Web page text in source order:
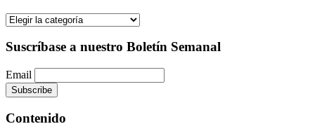
Categorías
Suscríbase a nuestro Boletín Semanal
Email
Contenido